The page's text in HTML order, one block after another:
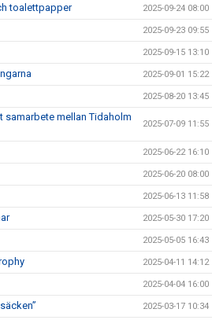
toalettpapper 2025-09-24 08:00
2025-09-23 09:55
2025-09-15 13:10
2025-09-01 15:22
2025-08-20 13:45
mellan Tidaholm
2025-07-09 11:55
2025-06-22 16:10
2025-06-20 08:00
2025-06-13 11:58
2025-05-30 17:20
2025-05-05 16:43
2025-04-11 14:12
2025-04-04 16:00
2025-03-17 10:34